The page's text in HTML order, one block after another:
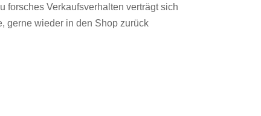
forsches Verkaufsverhalten verträgt sich
gerne wieder in den Shop zurück